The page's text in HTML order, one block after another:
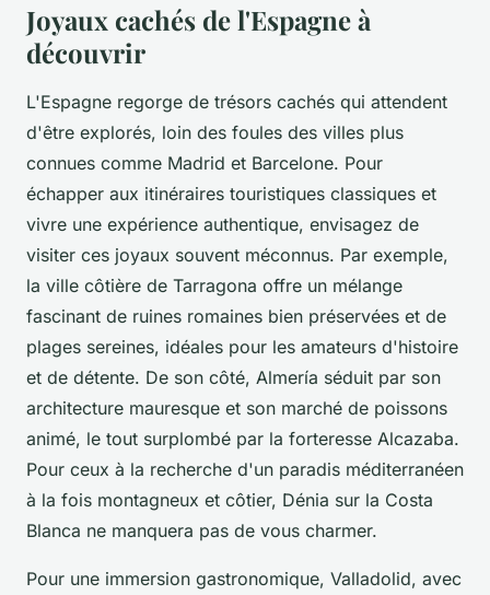
Joyaux cachés de l'Espagne à
découvrir
L'Espagne regorge de trésors cachés qui attendent
d'être explorés, loin des foules des villes plus
connues comme Madrid et Barcelone. Pour
échapper aux itinéraires touristiques classiques et
vivre une expérience authentique, envisagez de
visiter ces joyaux souvent méconnus. Par exemple,
la ville côtière de Tarragona offre un mélange
fascinant de ruines romaines bien préservées et de
plages sereines, idéales pour les amateurs d'histoire
et de détente. De son côté, Almería séduit par son
architecture mauresque et son marché de poissons
animé, le tout surplombé par la forteresse Alcazaba.
Pour ceux à la recherche d'un paradis méditerranéen
à la fois montagneux et côtier, Dénia sur la Costa
Blanca ne manquera pas de vous charmer.
Pour une immersion gastronomique, Valladolid, avec